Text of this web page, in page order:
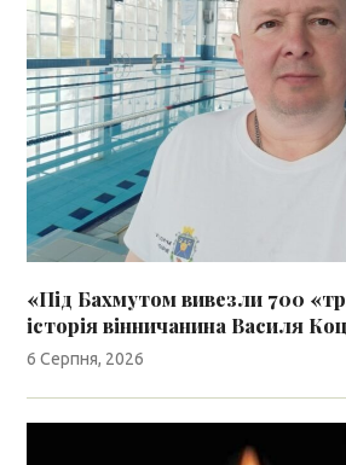
«Під Бахмутом вивезли 700
історія вінничанина Василя
6 Серпня, 2026